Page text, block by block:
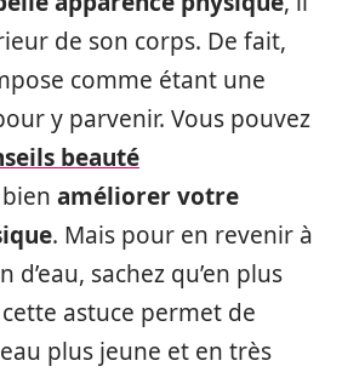
de son corps. De fait,
comme étant une
y parvenir. Vous pouvez
beauté
améliorer votre
. Mais pour en revenir à
sachez qu’en plus
astuce permet de
plus jeune et en très